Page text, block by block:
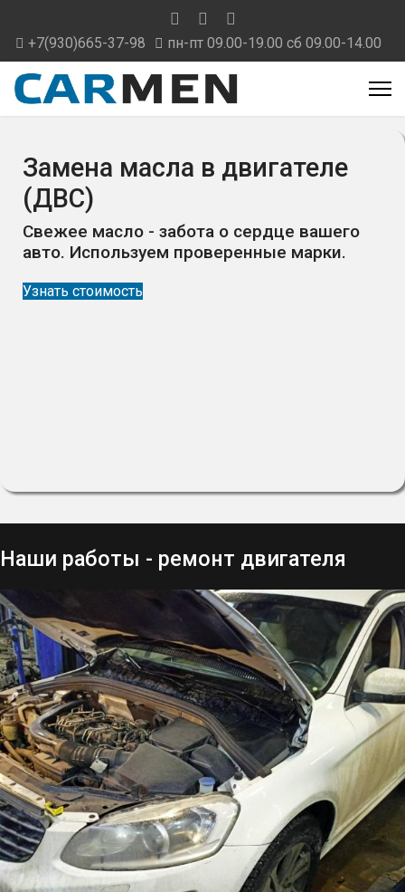
+7(930)665-37-98 пн-пт 09.00-19.00 сб 09.00-14.00
Замена масла в двигателе
(ДВС)
Свежее масло - забота о сердце вашего
авто. Используем проверенные марки.
Узнать стоимость
Наши работы - ремонт двигателя